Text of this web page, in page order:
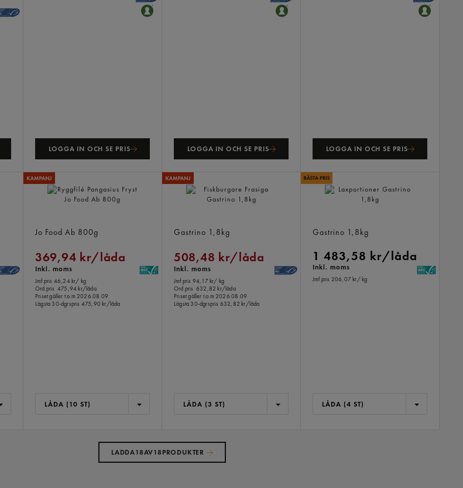
LOGGA IN OCH SE PRIS LOGGA IN OCH SE PRIS LOGGA IN OCH SE PRIS
Jo Food Ab 800g
369,94 kr/låda
Inkl. moms
Jmf.pris 46,24 kr/ kg
Ord.pris 475,94 kr/låda
Priset gäller t.o.m 2026.08.09
Lägsta 30-dgrspris 475,90 kr/låda
LÅDA (10 ST)
Gastrino 1,8kg
508,48 kr/låda
Inkl. moms
Jmf.pris 94,17 kr/ kg
Ord.pris 632,82 kr/låda
Priset gäller t.o.m 2026.08.09
Lägsta 30-dgrspris 632,82 kr/låda
LÅDA (3 ST)
Gastrino 1,8kg
1 483,58 kr/låda
Inkl. moms
Jmf.pris 206,07 kr/ kg
LÅDA (4 ST)
LADDA18AV18PRODUKTER